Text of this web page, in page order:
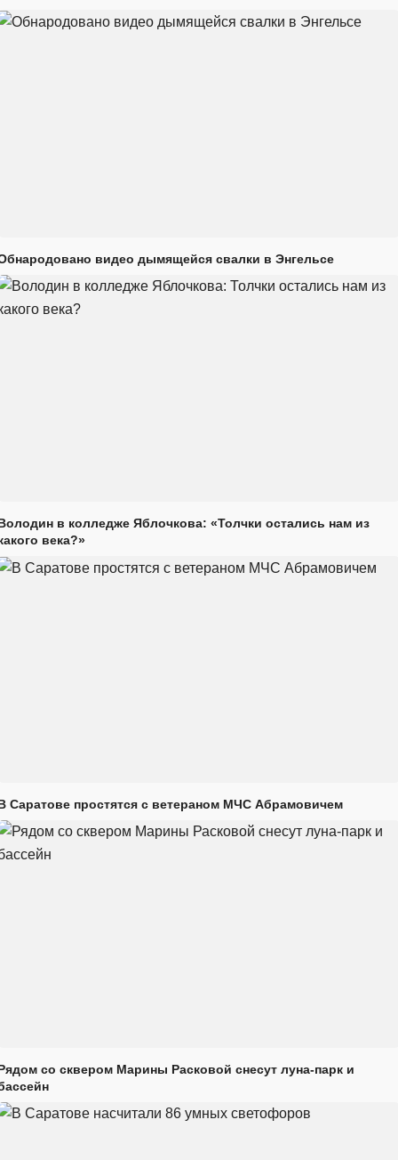
видео дымящейся свалки в Энгельсе
в колледже Яблочкова: «Толчки остались нам из
века?»
Саратове простятся с ветераном МЧС Абрамовичем
со сквером Марины Расковой снесут луна-парк и